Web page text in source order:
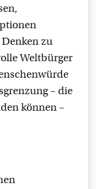
zu
Weltbürger
– die
können –